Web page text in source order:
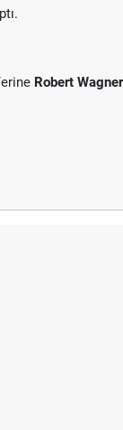
Robert Wagner